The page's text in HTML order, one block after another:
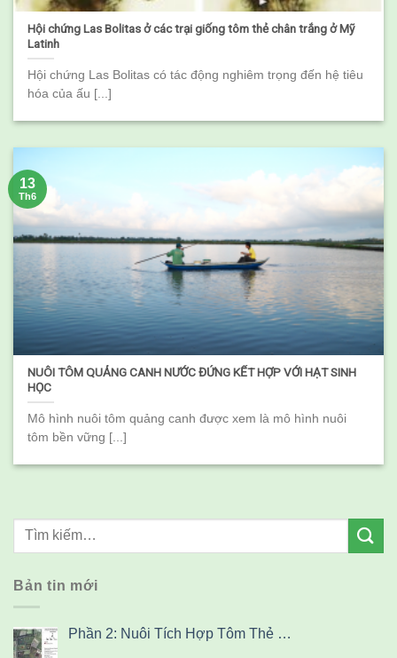
Hội chứng Las Bolitas ở các trại giống tôm thẻ chân trắng ở Mỹ
Latinh
Hội chứng Las Bolitas có tác động nghiêm trọng đến hệ tiêu
hóa của ấu [...]
NUÔI TÔM QUẢNG CANH NƯỚC ĐỨNG KẾT HỢP VỚI HẠT SINH
HỌC
Mô hình nuôi tôm quảng canh được xem là mô hình nuôi
tôm bền vững [...]
13
Th6
Bản tin mới
Phần 2: Nuôi Tích Hợp Tôm Thẻ …